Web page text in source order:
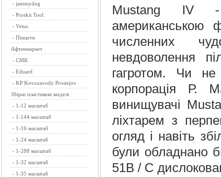
- jammydog
- Proskit Tool
- Vetus
- Пінцети
Афтенмаркет
- CMK
- Eduard
- KP Kovozavody Prostejov
Збірні пластикові моделі
- 1-12 масштаб
- 1-144 масштаб
- 1-16 масштаб
- 1-24 масштаб
- 1-288 масштаб
- 1-32 масштаб
- 1-35 масштаб
Mustang IV -
американською
численних
невдоволення
гагротом. Чи
корпорація Р.
винищувачі
ліхтарем з
огляд і навіть
були обладнано
51B / C